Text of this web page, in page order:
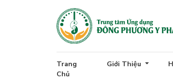
Trang
Chủ
Giới Thiệu